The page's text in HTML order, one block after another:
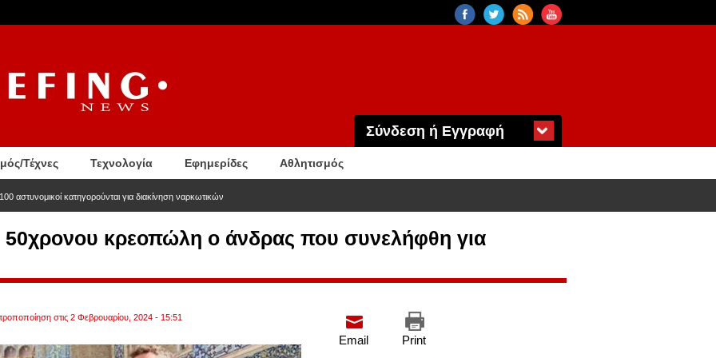
Σύνδεση ή Εγγραφή
Τέχνες Τεχνολογία Εφημερίδες Αθλητισμός
αστυνομικοί κατηγορούνται για διακίνηση ναρκωτικών
50χρονου κρεοπώλη ο άνδρας που συνελήφθη για
τροποποίηση στις 2 Φεβρουαρίου, 2024 - 15:51
Print
Email